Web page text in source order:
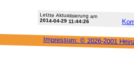
Letzte Aktu­alisie­rung am
2014-04-29 11:44:26
Impressum: © 2026-2001